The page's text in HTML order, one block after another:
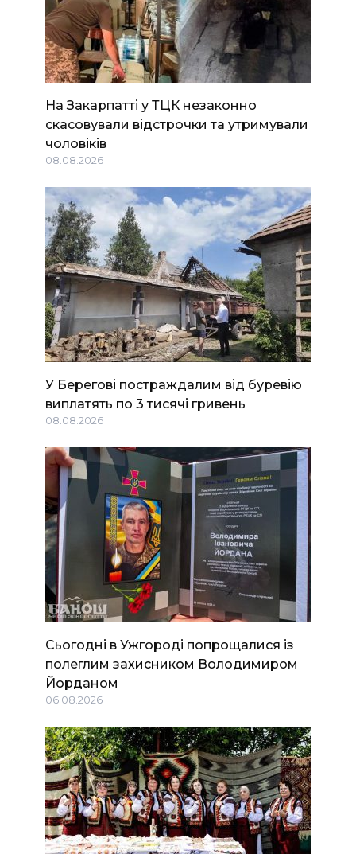
На Закарпатті у ТЦК незаконно
скасовували відстрочки та утримували
чоловіків
08.08.2026
У Берегові постраждалим від буревію
виплатять по 3 тисячі гривень
08.08.2026
Сьогодні в Ужгороді попрощалися із
полеглим захисником Володимиром
Йорданом
06.08.2026